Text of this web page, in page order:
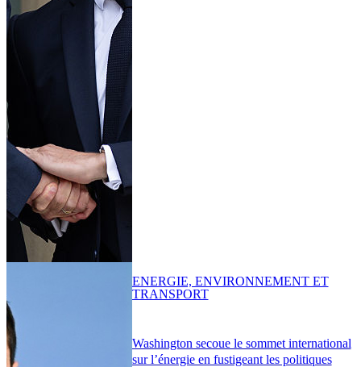
Washington secoue le sommet international
sur l’énergie en fustigeant les politiques
ENERGIE, ENVIRONNEMENT ET
TRANSPORT